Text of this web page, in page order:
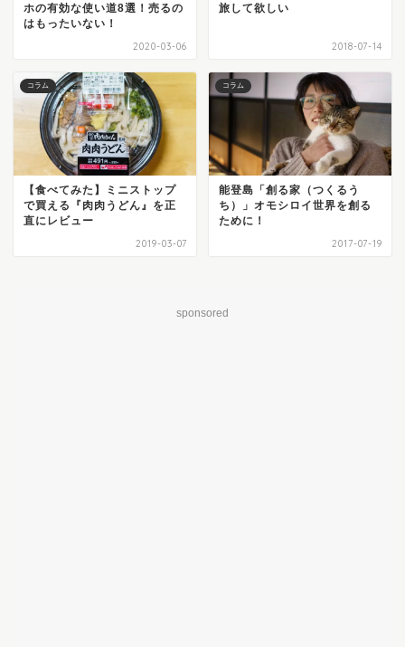
ホの有効な使い道8選！売るの
はもったいない！
2020-03-06
旅して欲しい
2018-07-14
コラム
【食べてみた】ミニストップ
で買える『肉肉うどん』を正
直にレビュー
2019-03-07
コラム
能登島「創る家（つくるう
ち）」オモシロイ世界を創る
ために！
2017-07-19
sponsored